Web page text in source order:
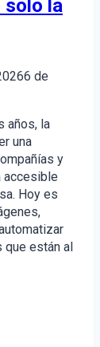
solo la
6 de
años, la
una
y
accesible
Hoy es
están al